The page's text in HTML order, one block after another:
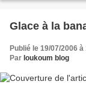
Glace à la
Publié le 19/07/2006 à
Par loukoum blog